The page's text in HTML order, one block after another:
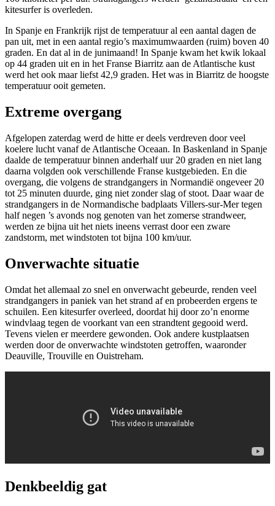
kitesurfer is overleden.
In Spanje en Frankrijk rijst de temperatuur al een aantal dagen de
pan uit, met in een aantal regio’s maximumwaarden (ruim) boven 40
graden. En dat al in de junimaand! In Spanje kwam het kwik lokaal
op 44 graden uit en in het Franse Biarritz aan de Atlantische kust
werd het ook maar liefst 42,9 graden. Het was in Biarritz de hoogste
temperatuur ooit gemeten.
Extreme overgang
Afgelopen zaterdag werd de hitte er deels verdreven door veel
koelere lucht vanaf de Atlantische Oceaan. In Baskenland in Spanje
daalde de temperatuur binnen anderhalf uur 20 graden en niet lang
daarna volgden ook verschillende Franse kustgebieden. En die
overgang, die volgens de strandgangers in Normandië ongeveer 20
tot 25 minuten duurde, ging niet zonder slag of stoot. Daar waar de
strandgangers in de Normandische badplaats Villers-sur-Mer tegen
half negen ’s avonds nog genoten van het zomerse strandweer,
werden ze bijna uit het niets ineens verrast door een zware
zandstorm, met windstoten tot bijna 100 km/uur.
Onverwachte situatie
Omdat het allemaal zo snel en onverwacht gebeurde, renden veel
strandgangers in paniek van het strand af en probeerden ergens te
schuilen. Een kitesurfer overleed, doordat hij door zo’n enorme
windvlaag tegen de voorkant van een strandtent gegooid werd.
Tevens vielen er meerdere gewonden. Ook andere kustplaatsen
werden door de onverwachte windstoten getroffen, waaronder
Deauville, Trouville en Ouistreham.
Denkbeeldig gat